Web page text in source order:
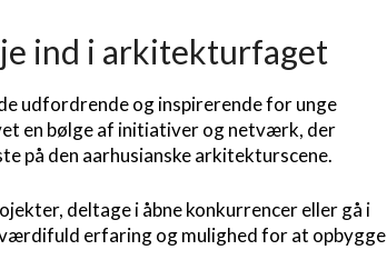
ind i arkitekturfaget
udfordrende og inspirerende for unge
en bølge af initiativer og netværk, der
på den aarhusianske arkitekturscene.
deltage i åbne konkurrencer eller gå i
erfaring og mulighed for at opbygge